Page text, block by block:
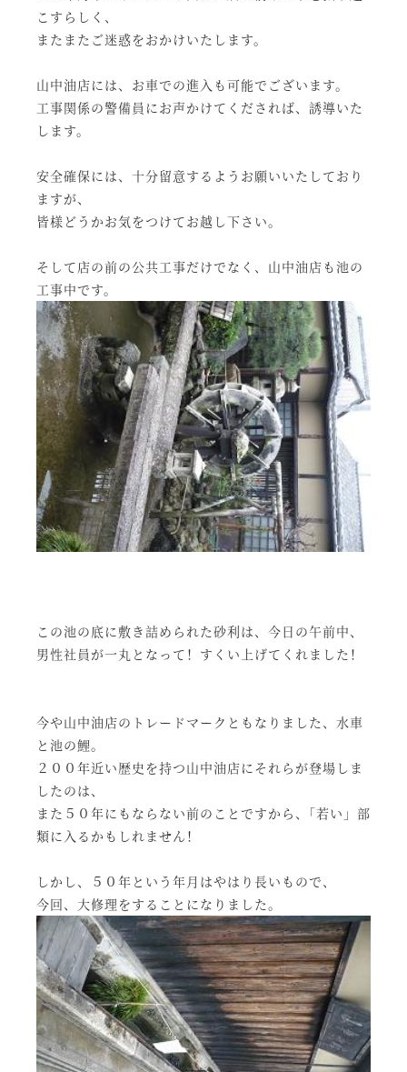
こすらしく、
またまたご迷惑をおかけいたします。
山中油店には、お車での進入も可能でございます。
工事関係の警備員にお声かけてくだされば、誘導いた
します。
安全確保には、十分留意するようお願いいたしており
ますが、
皆様どうかお気をつけてお越し下さい。
そして店の前の公共工事だけでなく、山中油店も池の
工事中です。
この池の底に敷き詰められた砂利は、今日の午前中、
男性社員が一丸となって！すくい上げてくれました！
今や山中油店のトレードマークともなりました、水車
と池の鯉。
２００年近い歴史を持つ山中油店にそれらが登場しま
したのは、
また５０年にもならない前のことですから、｢若い」部
類に入るかもしれません！
しかし、５０年という年月はやはり長いもので、
今回、大修理をすることになりました。